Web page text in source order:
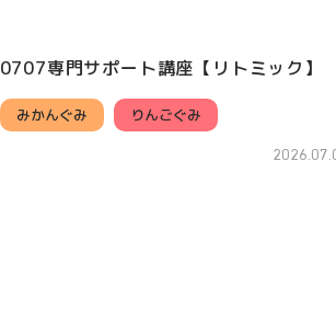
0707専門サポート講座【リトミック】
みかんぐみ りんごぐみ